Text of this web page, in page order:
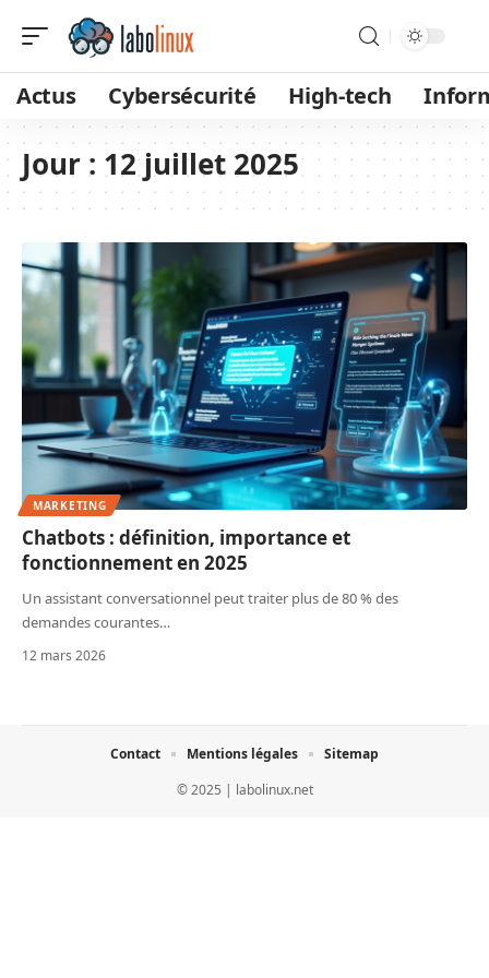
Actus Cybersécurité High-tech
Jour : 12 juillet 2025
MARKETING
Chatbots : définition, importance et
fonctionnement en 2025
Un assistant conversationnel peut traiter plus de 80 % des
demandes courantes…
12 mars 2026
© 2025 | labolinux.net
Contact Mentions légales Sitemap